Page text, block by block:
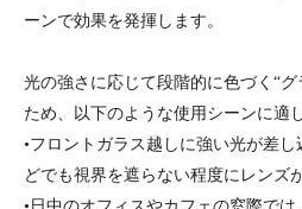
ーンで効果を発揮します。
光の強さに応じて段階的に色づく“
ため、以下のような使用シーンに適
•フロントガラス越しに強い光が差
どでも視界を遮らない程度にレンズ